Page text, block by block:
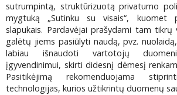
sutrumpintą, struktūrizuotą privatumo
mygtuką „Sutinku su visais“, kuomet
slapukais. Pardavėjai prašydami tam
galėtų jiems pasiūlyti naudą, pvz.
labiau išnaudoti vartotojų
įgyvendinimui, skirti didesnį dėmesį
Pasitikėjimą rekomenduojama
technologijas, kurios užtikrintų duomenų